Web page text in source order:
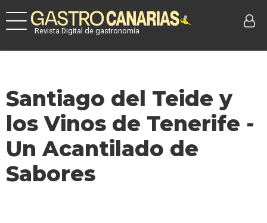
Revista Digital de gastronomía
Santiago del Teide y
los Vinos de Tenerife -
Un Acantilado de
Sabores